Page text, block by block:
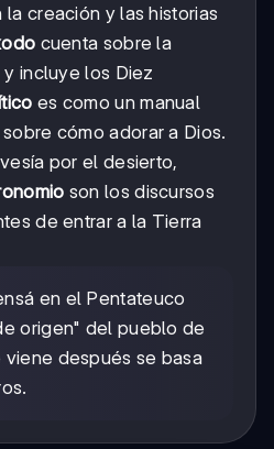
la creación y las historias
cuenta sobre la
incluye los Diez
es como un manual
cómo adorar a Dios.
por el desierto,
son los discursos
de entrar a la Tierra
en el Pentateuco
origen" del pueblo de
después se basa